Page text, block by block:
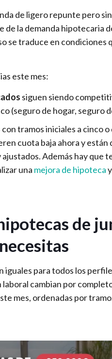
de ligero repunte pero
de la demanda hipotecaria
se traduce en condiciones
este mes:
siguen siendo
(seguro de hogar, seguro
con tramos iniciales a cinco
cuota baja ahora y están
Además hay que
una mejora de hipoteca
de
iguales para todos los
cambian por
mes, ordenadas por